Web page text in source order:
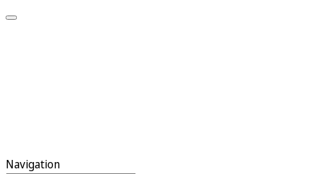
Navigation